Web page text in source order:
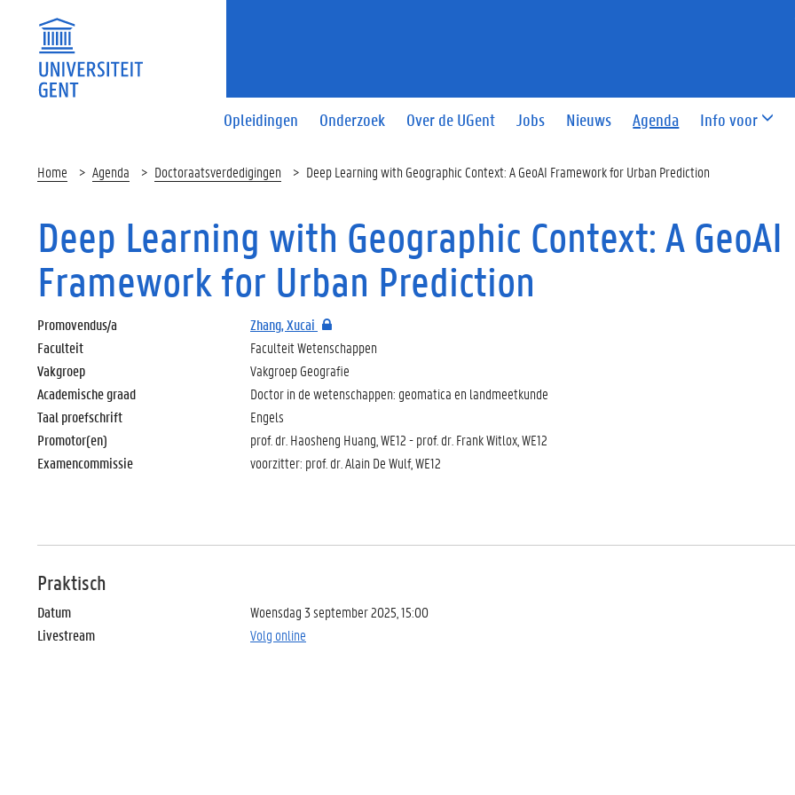
Opleidingen Onderzoek Over de UGent Jobs Nieuws Agenda Info voor
Home Agenda Doctoraatsverdedigingen Deep Learning with Geographic Context: A GeoAI Framework for Urban Prediction
Deep Learning with Geographic Context: A GeoAI
Framework for Urban Prediction
Promovendus/a
Zhang, Xucai
Faculteit
Faculteit Wetenschappen
Vakgroep
Vakgroep Geografie
Academische graad
Doctor in de wetenschappen: geomatica en landmeetkunde
Taal proefschrift
Engels
Promotor(en)
prof. dr. Haosheng Huang, WE12 - prof. dr. Frank Witlox, WE12
Examencommissie
voorzitter: prof. dr. Alain De Wulf, WE12
Praktisch
Datum
Woensdag 3 september 2025, 15:00
Livestream
Volg online